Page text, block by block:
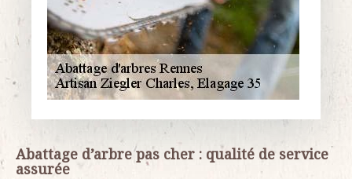
Abattage d’arbre pas cher : qualité de service
assurée